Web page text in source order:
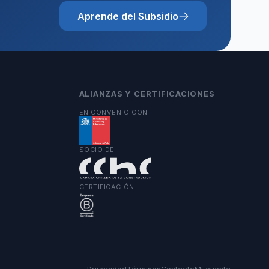
Aprende del Subsidio
ALIANZAS Y CERTIFICACIONES
EN CONVENIO CON
SOCIO DE
CERTIFICACIÓN